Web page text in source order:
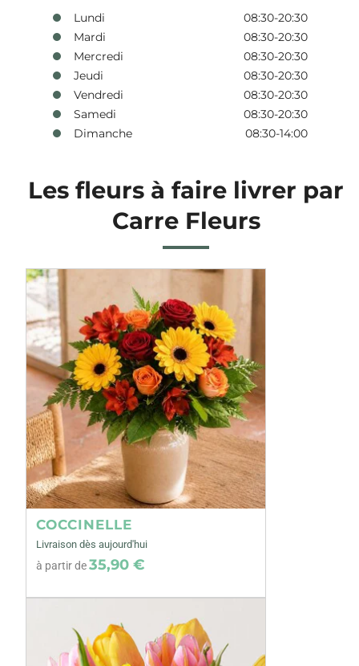
Lundi
08:30-20:30
Mardi
08:30-20:30
Mercredi
08:30-20:30
Jeudi
08:30-20:30
Vendredi
08:30-20:30
Samedi
08:30-20:30
Dimanche
08:30-14:00
Les fleurs à faire livrer par
Carre Fleurs
COCCINELLE
Livraison dès aujourd'hui
à partir de35,90 €